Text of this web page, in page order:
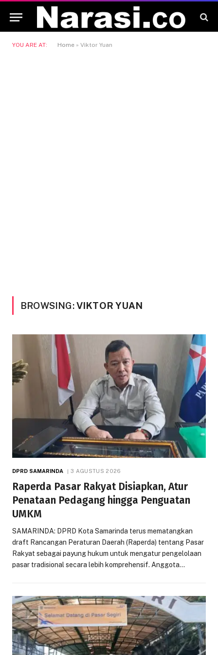
YOU ARE AT: Home » Viktor Yuan
BROWSING:VIKTOR YUAN
DPRD SAMARINDA 3 AGUSTUS 2026
Raperda Pasar Rakyat Disiapkan, Atur
Penataan Pedagang hingga Penguatan
UMKM
SAMARINDA: DPRD Kota Samarinda terus mematangkan
draft Rancangan Peraturan Daerah (Raperda) tentang Pasar
Rakyat sebagai payung hukum untuk mengatur pengelolaan
pasar tradisional secara lebih komprehensif. Anggota…